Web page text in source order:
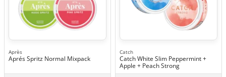
Après
Aprés Spritz Normal Mixpack
Catch
Catch White Slim Peppermint +
Apple + Peach Strong